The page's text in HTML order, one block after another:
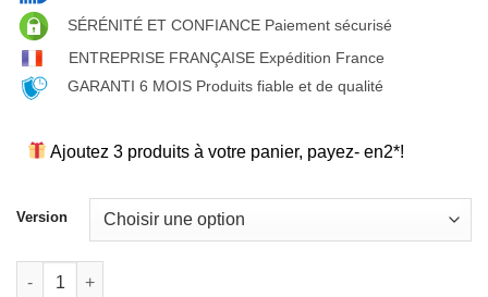
SÉRÉNITÉ ET CONFIANCE Paiement sécurisé
ENTREPRISE FRANÇAISE Expédition France
GARANTI 6 MOIS Produits fiable et de qualité
Ajoutez 3 produits à votre panier, payez- en2*!
Version
quantité de coque de protection aspect mat avec béquille de